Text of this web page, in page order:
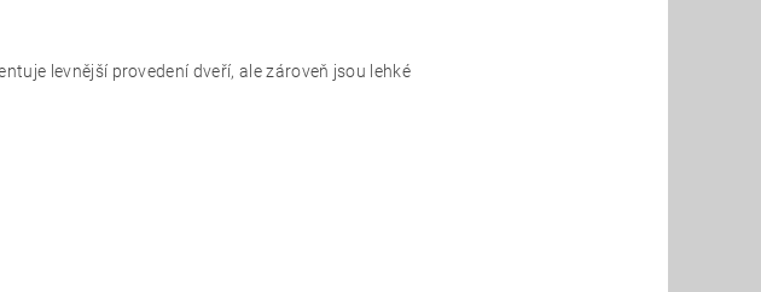
levnější provedení dveří, ale zároveň jsou lehké